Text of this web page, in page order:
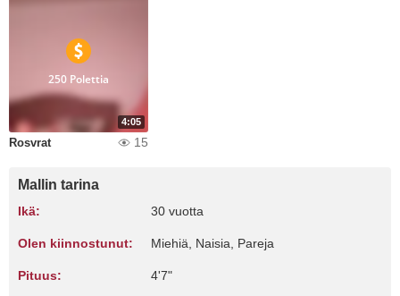
4:05
250 Polettia
Rosvrat 15
Mallin tarina
Ikä: 30 vuotta
Olen kiinnostunut: Miehiä, Naisia, Pareja
Pituus: 4'7"